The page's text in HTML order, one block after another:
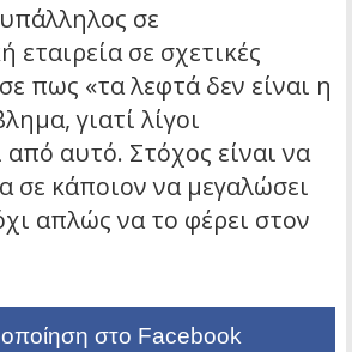
σε
εταιρεία σε σχετικές
πως «τα λεφτά δεν είναι η
γιατί λίγοι
αυτό. Στόχος είναι να
σε κάποιον να μεγαλώσει
απλώς να το φέρει στον
στο Facebook